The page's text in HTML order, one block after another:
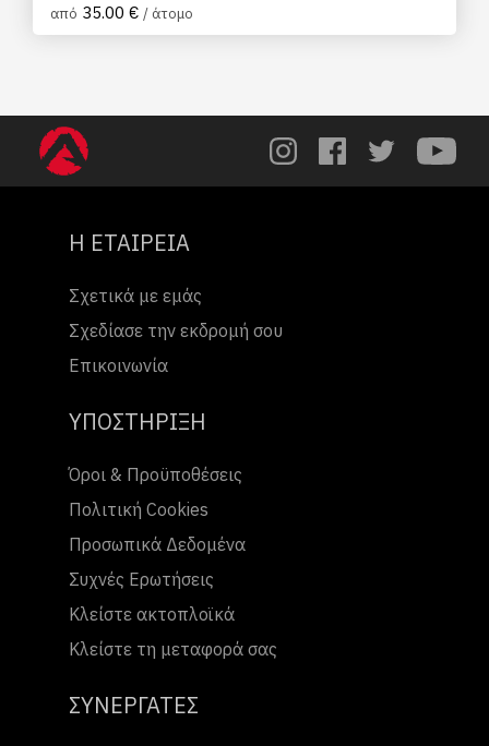
από 35.00 € / άτομο
Η ΕΤΑΙΡΕΙΑ
Σχετικά με εμάς
Σχεδίασε την εκδρομή σου
Επικοινωνία
ΥΠΟΣΤΗΡΙΞΗ
Όροι & Προϋποθέσεις
Πολιτική Cookies
Προσωπικά Δεδομένα
Συχνές Ερωτήσεις
Κλείστε ακτοπλοϊκά
Κλείστε τη μεταφορά σας
ΣΥΝΕΡΓΑΤΕΣ